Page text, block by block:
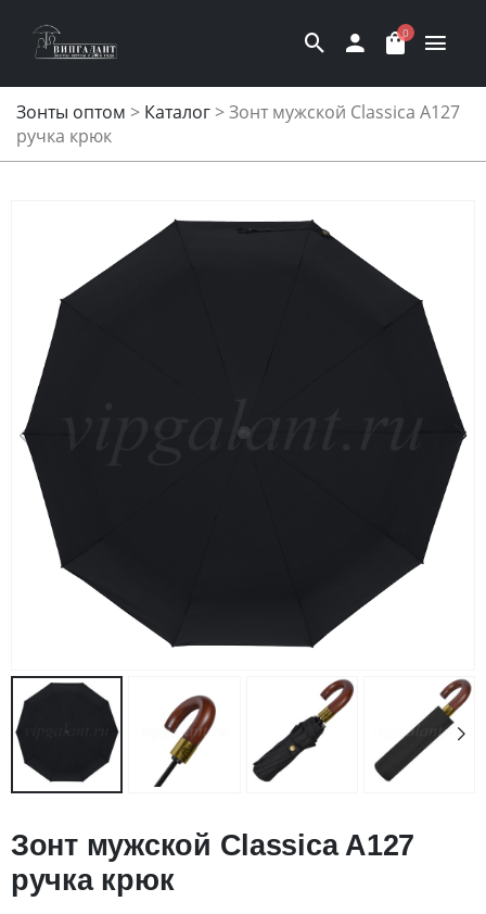
0
Зонты оптом > Каталог>Зонт мужской Classica A127
ручка крюк
Зонт мужской Classica A127
ручка крюк